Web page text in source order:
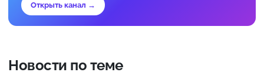
Открыть канал →
Новости по теме